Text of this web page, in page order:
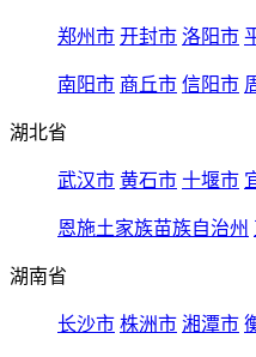
郑州市 开封市 洛阳市
南阳市 商丘市 信阳市
湖北省
武汉市 黄石市 十堰市
恩施土家族苗族自治州
湖南省
长沙市 株洲市 湘潭市